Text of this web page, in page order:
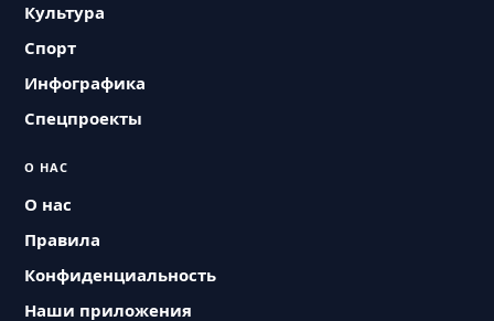
Культура
Спорт
Инфографика
Спецпроекты
О НАС
О нас
Правила
Конфиденциальность
Наши приложения